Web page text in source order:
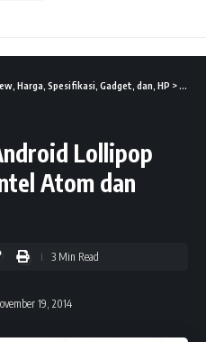
Harga, Spesifikasi, Gadget, dan, HP >
Lollipop
Atom dan
19, 2014
3 Min Read